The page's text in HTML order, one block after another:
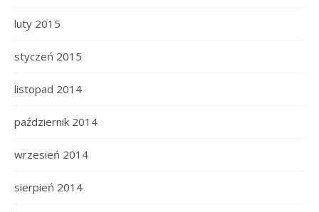
luty 2015
styczeń 2015
listopad 2014
październik 2014
wrzesień 2014
sierpień 2014